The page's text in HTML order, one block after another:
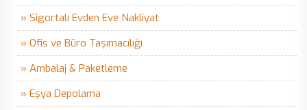
» Sigortalı Evden Eve Nakliyat
» Ofis ve Büro Taşımacılığı
» Ambalaj & Paketleme
» Eşya Depolama